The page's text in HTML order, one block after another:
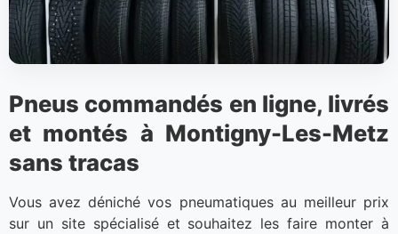
Pneus commandés en ligne, livrés
et montés à Montigny-Les-Metz
sans tracas
Vous avez déniché vos pneumatiques au meilleur prix
sur un site spécialisé et souhaitez les faire monter à